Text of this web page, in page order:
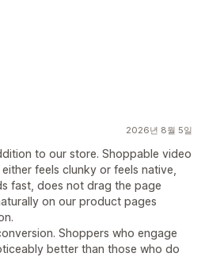
2026년 8월 5일
to our store. Shoppable video
feels clunky or feels native,
fast, does not drag the page
on our product pages
Shoppers who engage
better than those who do